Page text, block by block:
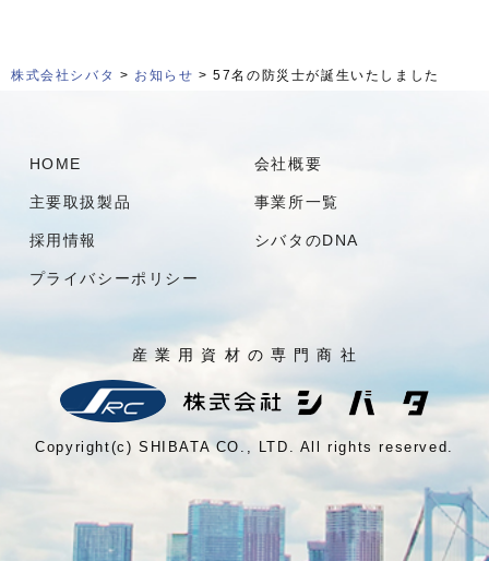
株式会社シバタ > お知らせ > 57名の防災士が誕生いたしました
HOME 会社概要
主要取扱製品 事業所一覧
採用情報 シバタのDNA
プライバシーポリシー
産 業 用 資 材 の 専 門 商 社
Copyright(c) SHIBATA CO., LTD. All rights reserved.